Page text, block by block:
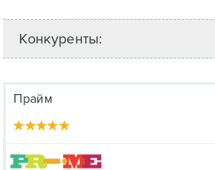
Конкуренты:
Прайм